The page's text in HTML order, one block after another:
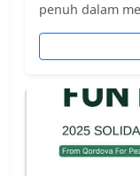
penuh dalam